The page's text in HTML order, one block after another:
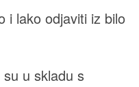
i lako odjaviti iz bilo
u skladu s